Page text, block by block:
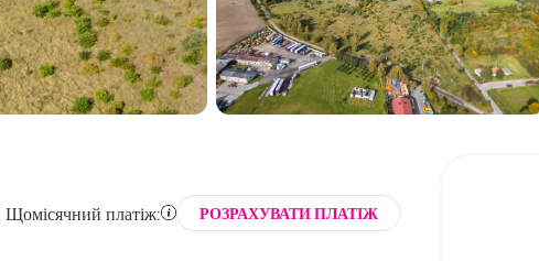
Щомісячний платіж: РОЗРАХУВАТИ ПЛАТІЖ